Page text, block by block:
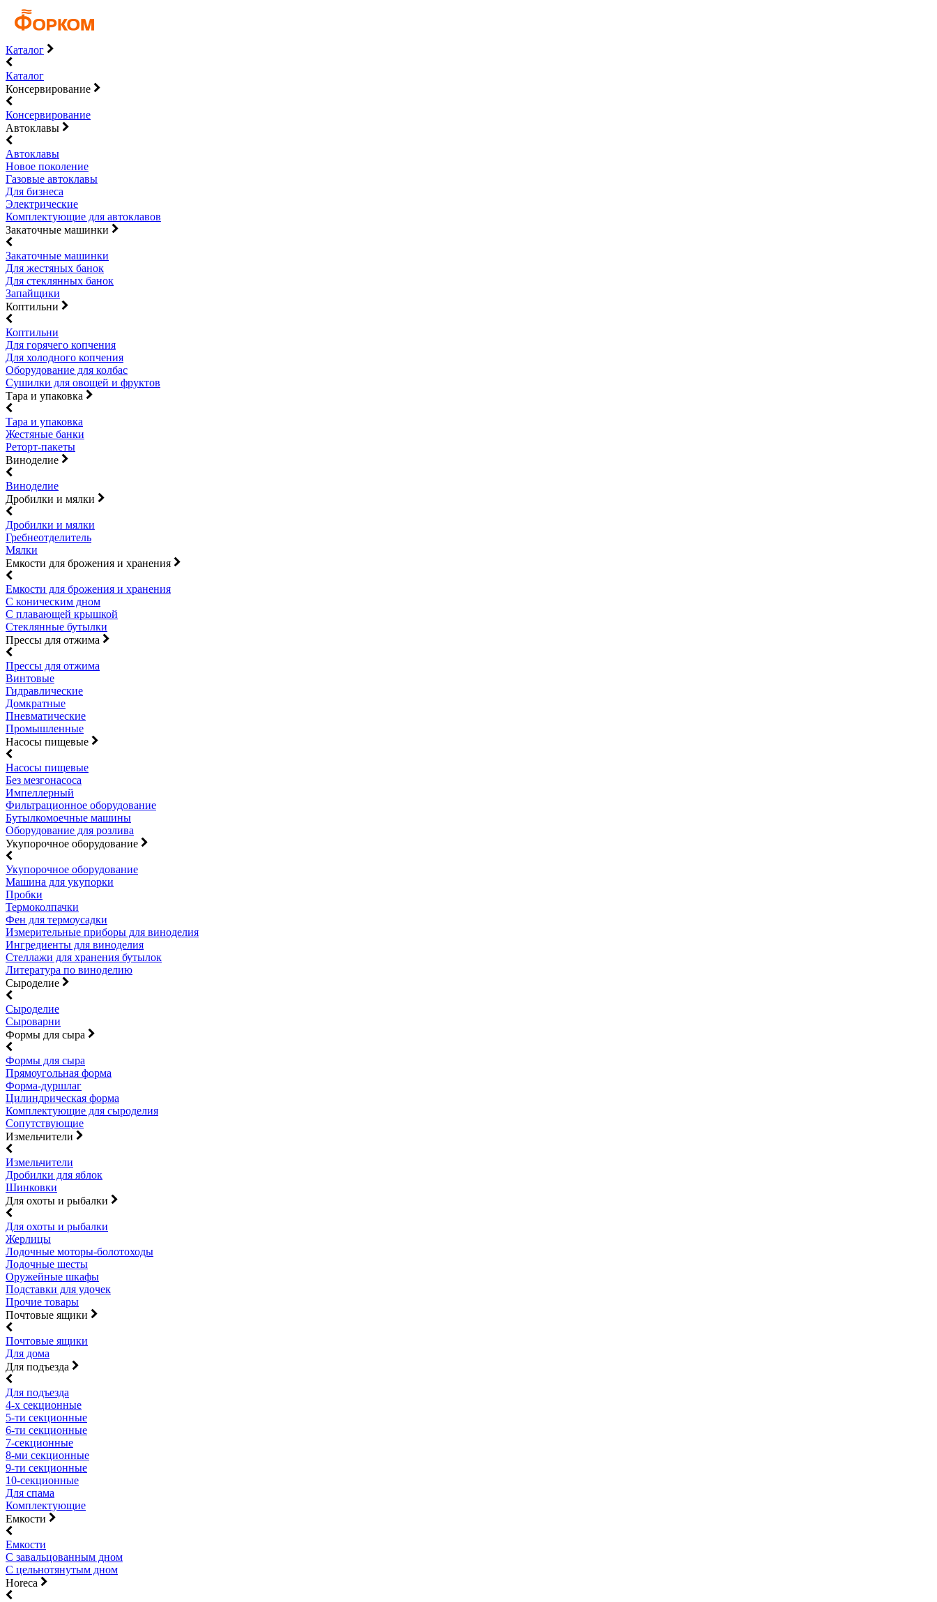
Каталог
Каталог
Консервирование
Консервирование
Автоклавы
Автоклавы
Новое поколение
Газовые автоклавы
Для бизнеса
Электрические
Комплектующие для автоклавов
Закаточные машинки
Закаточные машинки
Для жестяных банок
Для стеклянных банок
Запайщики
Коптильни
Коптильни
Для горячего копчения
Для холодного копчения
Оборудование для колбас
Сушилки для овощей и фруктов
Тара и упаковка
Тара и упаковка
Жестяные банки
Реторт-пакеты
Виноделие
Виноделие
Дробилки и мялки
Дробилки и мялки
Гребнеотделитель
Мялки
Емкости для брожения и хранения
Емкости для брожения и хранения
С коническим дном
С плавающей крышкой
Стеклянные бутылки
Прессы для отжима
Прессы для отжима
Винтовые
Гидравлические
Домкратные
Пневматические
Промышленные
Насосы пищевые
Насосы пищевые
Без мезгонасоса
Импеллерный
Фильтрационное оборудование
Бутылкомоечные машины
Оборудование для розлива
Укупорочное оборудование
Укупорочное оборудование
Машина для укупорки
Пробки
Термоколпачки
Фен для термоусадки
Измерительные приборы для виноделия
Ингредиенты для виноделия
Стеллажи для хранения бутылок
Литература по виноделию
Сыроделие
Сыроделие
Сыроварни
Формы для сыра
Формы для сыра
Прямоугольная форма
Форма-дуршлаг
Цилиндрическая форма
Комплектующие для сыроделия
Сопутствующие
Измельчители
Измельчители
Дробилки для яблок
Шинковки
Для охоты и рыбалки
Для охоты и рыбалки
Жерлицы
Лодочные моторы-болотоходы
Лодочные шесты
Оружейные шкафы
Подставки для удочек
Прочие товары
Почтовые ящики
Почтовые ящики
Для дома
Для подъезда
Для подъезда
4-х секционные
5-ти секционные
6-ти секционные
7-секционные
8-ми секционные
9-ти секционные
10-секционные
Для спама
Комплектующие
Емкости
Емкости
С завальцованным дном
С цельнотянутым дном
Horeca